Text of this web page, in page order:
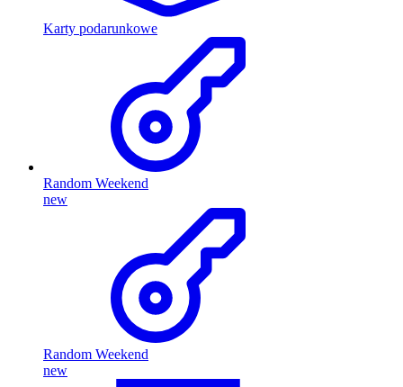
Karty podarunkowe
Random Weekend
new
Random Weekend
new